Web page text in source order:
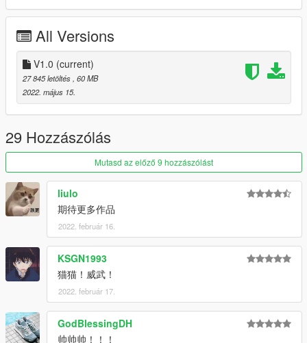
----------------------------------------------------------------
1. navigate to "mods/updatex64/dlcpacks"
create a new folder called "gtam21" and place this "dlc.rpf" file
inside that folder
2. export "dlclist.xml" from
"mods/update/update.rpf/common/data" to your desktop with
OpenIV
open the file with any text editor, add the following line to the
end:
dlcpacks:/gtam21/
3. Import "dlclist.xml" again to the path mentioned above using
OpenIV
4. Done, use any trainer to spawn the car
car spawn name : gtam21
----------------------------------------------------------------
You are not allowed to re-edit or post it on other platform
without permission.
Hope you will enjoy this car!
Facebook: https://www.facebook.com/vanquishky/
All Versions
V1.0 (current)
27 845 letöltés , 60 MB
2022. május 15.
29 Hozzászólás
Mutasd az előző 9 hozzászólást
liulo
期待更多作品
2022. február 16.
KSGN1993
猫猫！威武！
2022. február 17.
GodBlessingDH
帅帅帅！！！